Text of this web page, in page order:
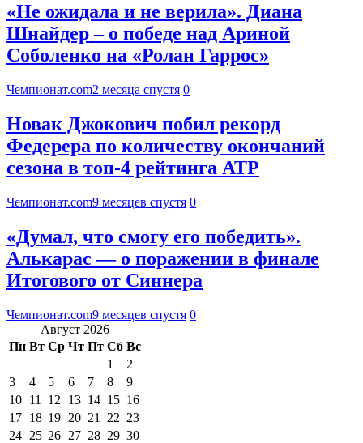
«Не ожидала и не верила». Диана
Шнайдер – о победе над Ариной
Соболенко на «Ролан Гаррос»
Чемпионат.com2 месяца спустя 0
Новак Джокович побил рекорд
Федерера по количеству окончаний
сезона в топ-4 рейтинга ATP
Чемпионат.com9 месяцев спустя 0
«Думал, что смогу его победить».
Алькарас — о поражении в финале
Итогового от Синнера
Чемпионат.com9 месяцев спустя 0
Август 2026
Пн Вт Ср Чт Пт Сб Вс
1
2
3
4 5 6 7 8
9
10 11 12 13 14 15 16
17 18 19 20 21 22 23
24 25 26 27 28 29 30